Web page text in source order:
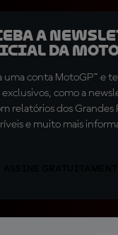
a
da
uma conta MotoGP™ e
como a
relatórios dos Grandes
e muito mais